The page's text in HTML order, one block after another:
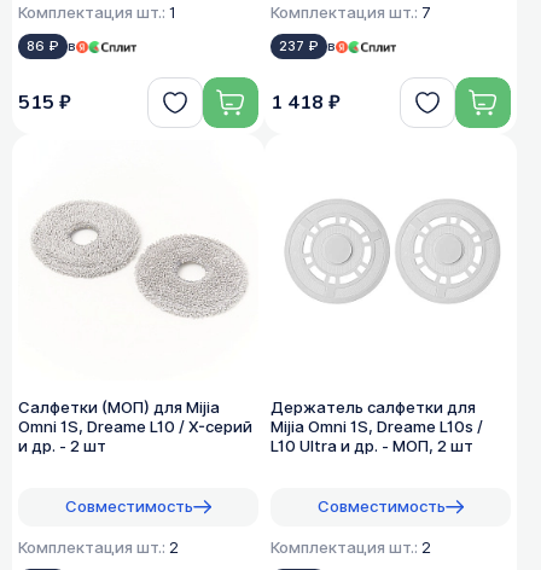
Комплектация шт.: 1
86 ₽ в
515 ₽
Комплектация шт.: 7
237 ₽ в
1 418 ₽
Салфетки (МОП) для Mijia
Omni 1S, Dreame L10 / X-серий
и др. - 2 шт
Совместимость
Комплектация шт.: 2
Держатель салфетки для
Mijia Omni 1S, Dreame L10s /
L10 Ultra и др. - МОП, 2 шт
Совместимость
Комплектация шт.: 2